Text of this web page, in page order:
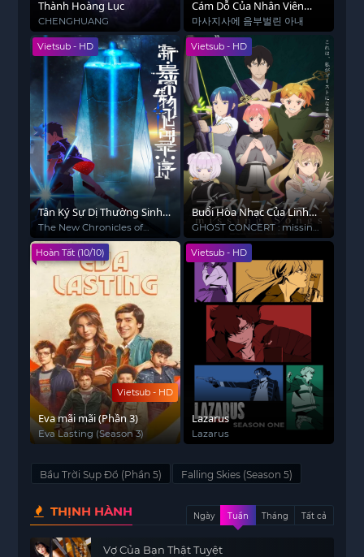
Thành Hoàng Lục
CHENGHUANG
Cám Dỗ Của Nhân Viên
Mát Xa
마사지사에 음부벌린 아내
Vietsub - HD
Tân Ký Sự Dị Thường Sinh
Vật: Khởi Đầu
The New Chronicles of
Extraordinary Beings:
Preface
Vietsub - HD
Buổi Hòa Nhạc Của Linh
Hồn
GHOST CONCERT : missing
Songs
Vietsub - HD
Hoàn Tất (10/10)
Eva mãi mãi (Phần 3)
Eva Lasting (Season 3)
Vietsub - HD
Lazarus
Lazarus
Bầu Trời Sụp Đổ (Phần 5) Falling Skies (Season 5)
THỊNH HÀNH Ngày Tuần Tháng Tất cả
Vợ Của Bạn Thật Tuyệt